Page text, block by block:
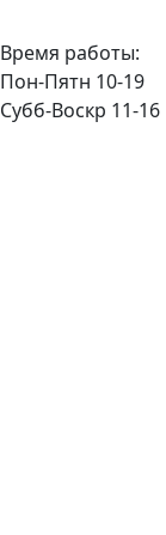
Время работы:
Пон-Пятн 10-19
Субб-Воскр 11-16